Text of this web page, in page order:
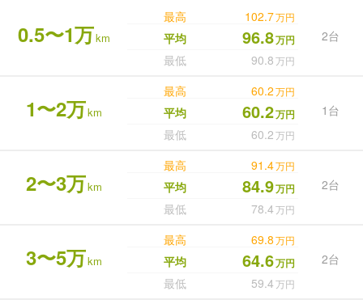
0.5〜1万km
最高 102.7万円
2台
平均 96.8万円
最低 90.8万円
1〜2万km
最高 60.2万円
1台
平均 60.2万円
最低 60.2万円
2〜3万km
最高 91.4万円
2台
平均 84.9万円
最低 78.4万円
3〜5万km
最高 69.8万円
2台
平均 64.6万円
最低 59.4万円